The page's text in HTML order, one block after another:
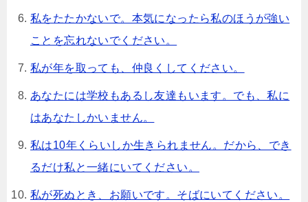
私をたたかないで。本気になったら私のほうが強い
ことを忘れないでください。
私が年を取っても、仲良くしてください。
あなたには学校もあるし友達もいます。でも、私に
はあなたしかいません。
私は10年くらいしか生きられません。だから、でき
るだけ私と一緒にいてください。
私が死ぬとき、お願いです。そばにいてください。